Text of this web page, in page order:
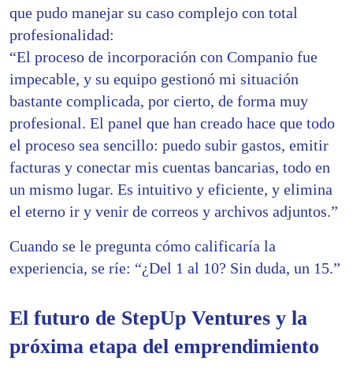
que pudo manejar su caso complejo con total
profesionalidad:
“El proceso de incorporación con Companio fue
impecable, y su equipo gestionó mi situación
bastante complicada, por cierto, de forma muy
profesional. El panel que han creado hace que todo
el proceso sea sencillo: puedo subir gastos, emitir
facturas y conectar mis cuentas bancarias, todo en
un mismo lugar. Es intuitivo y eficiente, y elimina
el eterno ir y venir de correos y archivos adjuntos.”
Cuando se le pregunta cómo calificaría la
experiencia, se ríe: “¿Del 1 al 10? Sin duda, un 15.”
El futuro de StepUp Ventures y la
próxima etapa del emprendimiento